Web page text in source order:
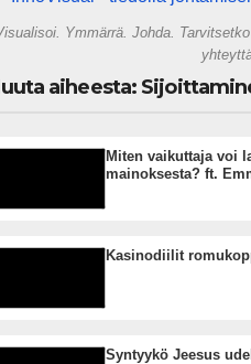
Ymmärrä. Johda.
aiheesta:
Miten vaikuttaja voi
mainoksesta? ft.
Kasinodiilit
Syntyykö Jeesus